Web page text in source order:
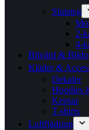
Slutsteg
2-
4-
Bilvård &
Kläder &
Dekaler
Hoodies
Kepsar
T-shirts
Luftfjädring